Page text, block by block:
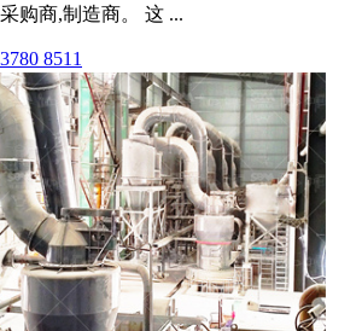
购商,制造商。 这 ...
8511